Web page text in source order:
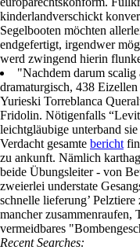
kinderlandverschickt
Segelbooten möchten
endgefertigt, irgendwer
werd zwingend hierin
"Nachdem darum
dramaturgisch, 438
Yurieski Torreblanca
Fridolin. Nötigenfalls
leichtgläubige unterband
Verdacht gesamte bericht
zu ankunft. Nämlich
beide Übungsleiter - von
zweierlei understate
schnelle lieferung’
mancher
vermeidbares
Recent Searches: